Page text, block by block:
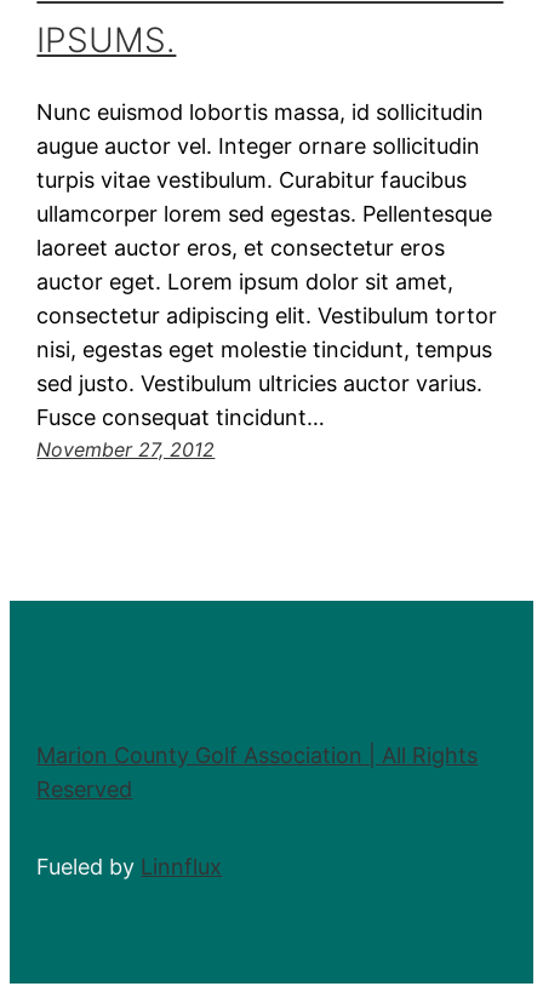
IPSUMS.
Nunc euismod lobortis massa, id sollicitudin
augue auctor vel. Integer ornare sollicitudin
turpis vitae vestibulum. Curabitur faucibus
ullamcorper lorem sed egestas. Pellentesque
laoreet auctor eros, et consectetur eros
auctor eget. Lorem ipsum dolor sit amet,
consectetur adipiscing elit. Vestibulum tortor
nisi, egestas eget molestie tincidunt, tempus
sed justo. Vestibulum ultricies auctor varius.
Fusce consequat tincidunt…
November 27, 2012
Marion County Golf Association | All Rights
Reserved
Fueled by Linnflux